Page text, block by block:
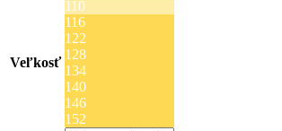
Veľkosť
110
116
122
128
134
140
146
152